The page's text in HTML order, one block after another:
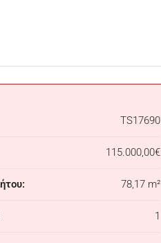
TS17690
115.000,00€
78,17 m²
1